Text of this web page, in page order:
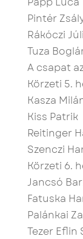
Pintér
Rákóczi
Tuza
A csapat
Körzeti 5.
Kasza
Kiss Patrik
Reitinger
Szenczi
Körzeti 6.
Jancsó
Fatuska
Palánkai
Tezer Eflin